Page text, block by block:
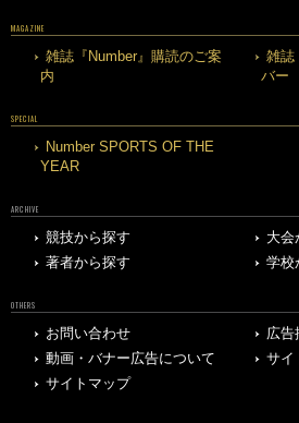
MAGAZINE
雑誌『Number』購読のご案
内
雑誌
バー
SPECIAL
Number SPORTS OF THE
YEAR
ARCHIVE
競技から探す
大会
著者から探す
学校
OTHERS
お問い合わせ
広告
動画・バナー広告について
サイ
サイトマップ